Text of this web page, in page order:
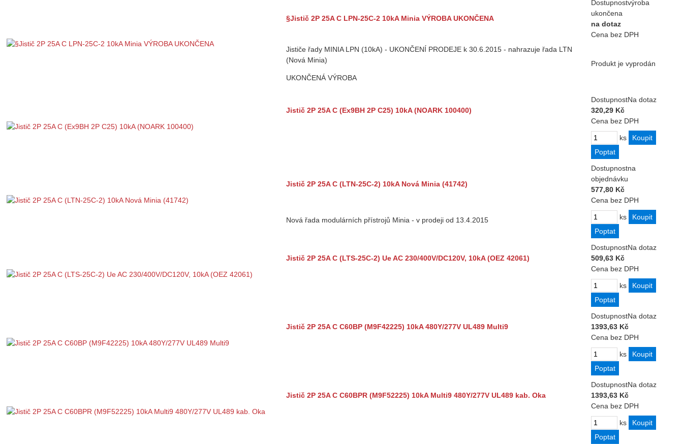
§Jistič 2P 25A C LPN-25C-2 10kA Minia VÝROBA UKONČENA
Dostupnostvýroba
ukončena
na dotaz
Cena bez DPH
Jističe řady MINIA LPN (10kA) - UKONČENÍ PRODEJE k 30.6.2015 - nahrazuje řada LTN
(Nová Minia)
UKONČENÁ VÝROBA
Produkt je vyprodán
Jistič 2P 25A C (Ex9BH 2P C25) 10kA (NOARK 100400)
DostupnostNa dotaz
320,29 Kč
Cena bez DPH
ks
Jistič 2P 25A C (LTN-25C-2) 10kA Nová Minia (41742)
Dostupnostna
objednávku
577,80 Kč
Cena bez DPH
Nová řada modulárních přístrojů Minia - v prodeji od 13.4.2015 ks
Jistič 2P 25A C (LTS-25C-2) Ue AC 230/400V/DC120V, 10kA (OEZ 42061)
DostupnostNa dotaz
509,63 Kč
Cena bez DPH
ks
Jistič 2P 25A C C60BP (M9F42225) 10kA 480Y/277V UL489 Multi9
DostupnostNa dotaz
1393,63 Kč
Cena bez DPH
ks
Jistič 2P 25A C C60BPR (M9F52225) 10kA Multi9 480Y/277V UL489 kab. Oka
DostupnostNa dotaz
1393,63 Kč
Cena bez DPH
ks